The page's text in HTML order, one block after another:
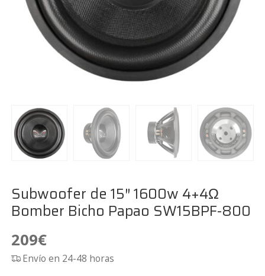
Subwoofer de 15″ 1600w 4+4Ω
Bomber Bicho Papao SW15BPF-800
209€
Envío en 24-48 horas